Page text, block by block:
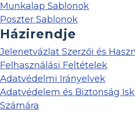
Munkalap Sablonok
Poszter Sablonok
Házirendje
Jelenetvázlat Szerzői és
Felhasználási Feltételek
Adatvédelmi Irányelvek
Adatvédelem és Biztonság
Számára